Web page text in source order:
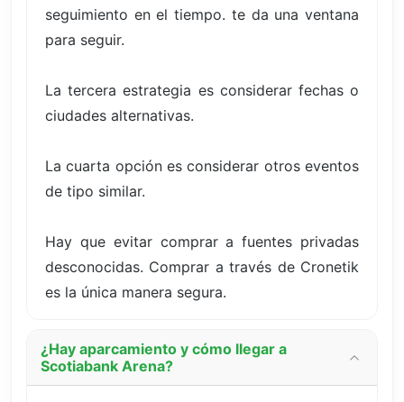
seguimiento en el tiempo. te da una ventana
para seguir.
La tercera estrategia es considerar fechas o
ciudades alternativas.
La cuarta opción es considerar otros eventos
de tipo similar.
Hay que evitar comprar a fuentes privadas
desconocidas. Comprar a través de Cronetik
es la única manera segura.
¿Hay aparcamiento y cómo llegar a
Scotiabank Arena?